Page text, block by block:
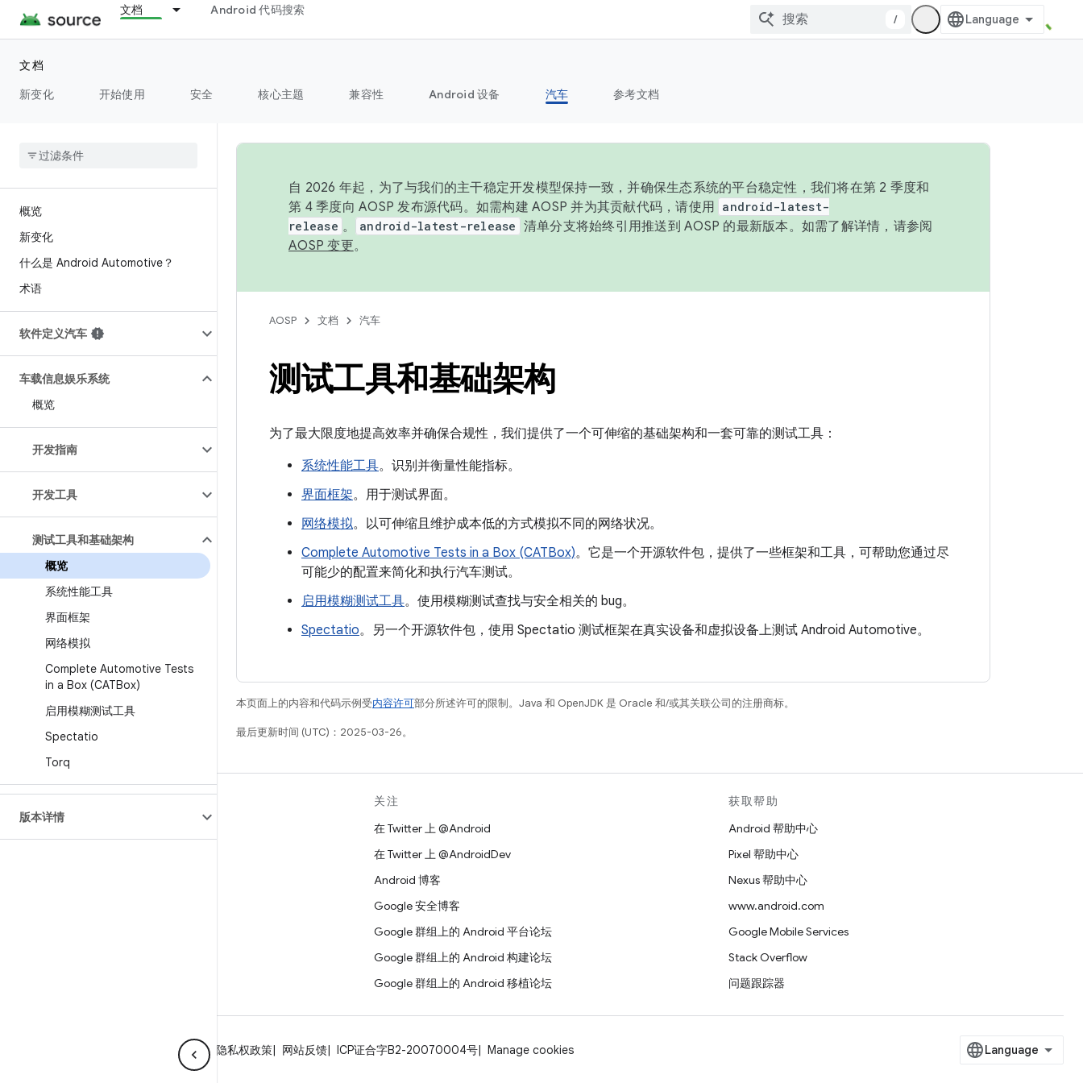
文档 Android 代码搜索
/
文档
新变化
开始使用 安全 核心主题 兼容性 Android 设备 汽车 参考文档
概览
新变化
什么是 Android Automotive？
术语
软件定义汽车
车载信息娱乐系统
概览
开发指南
开发工具
测试工具和基础架构
概览
系统性能工具
界面框架
网络模拟
Complete Automotive Tests
in a Box (CATBox)
启用模糊测试工具
Spectatio
Torq
版本详情
自 2026 年起，为了与我们的主干稳定开发模型保持一致，并确保生态系统的平台稳定性，我们将在第 2 季度和
第 4 季度向 AOSP 发布源代码。如需构建 AOSP 并为其贡献代码，请使用 android-latest-
release 。 android-latest-release 清单分支将始终引用推送到 AOSP 的最新版本。如需了解详情，请参阅
AOSP 变更。
AOSP 文档 汽车
测试工具和基础架构
为了最大限度地提高效率并确保合规性，我们提供了一个可伸缩的基础架构和一套可靠的测试工具：
系统性能工具。识别并衡量性能指标。
界面框架。用于测试界面。
网络模拟。以可伸缩且维护成本低的方式模拟不同的网络状况。
Complete Automotive Tests in a Box (CATBox)。它是一个开源软件包，提供了一些框架和工具，可帮助您通过尽
可能少的配置来简化和执行汽车测试。
启用模糊测试工具。使用模糊测试查找与安全相关的 bug。
Spectatio。另一个开源软件包，使用 Spectatio 测试框架在真实设备和虚拟设备上测试 Android Automotive。
本页面上的内容和代码示例受内容许可部分所述许可的限制。Java 和 OpenJDK 是 Oracle 和/或其关联公司的注册商标。
最后更新时间 (UTC)：2025-03-26。
关注
在 Twitter 上 @Android
在 Twitter 上 @AndroidDev
Android 博客
Google 安全博客
Google 群组上的 Android 平台论坛
Google 群组上的 Android 构建论坛
Google 群组上的 Android 移植论坛
获取帮助
Android 帮助中心
Pixel 帮助中心
Nexus 帮助中心
www.android.com
Google Mobile Services
Stack Overflow
问题跟踪器
许可 隐私权政策 网站反馈 ICP证合字B2-20070004号 Manage cookies